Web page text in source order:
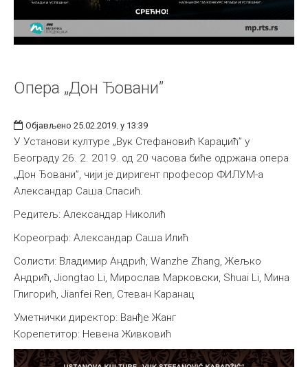
Опера „Дон Ђовани”
Објављено 25.02.2019. у 13:39
У Установи културе „Вук Стефановић Караџић” у
Београду 26. 2. 2019. од 20 часова биће одржана опера
„Дон Ђовани”, чији је диригент професор ФИЛУМ-а
Александар Саша Спасић.
Редитељ: Александар Николић
Кореограф: Александар Саша Илић
Солисти: Владимир Андрић, Wanzhe Zhang, Жељко
Андрић, Jiongtao Li, Мирослав Марковски, Shuai Li, Мина
Глигорић, Jianfei Ren, Стеван Каранац
Уметнички директор: Ванђе Жанг
Корепетитор: Невена Живковић